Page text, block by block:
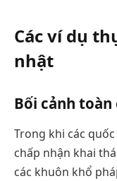
Các ví dụ
nhật
Bối cảnh
Trong khi các
chấp nhận khai
các khuôn khổ